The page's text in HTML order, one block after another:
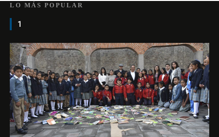
LO MÁS POPULAR
1